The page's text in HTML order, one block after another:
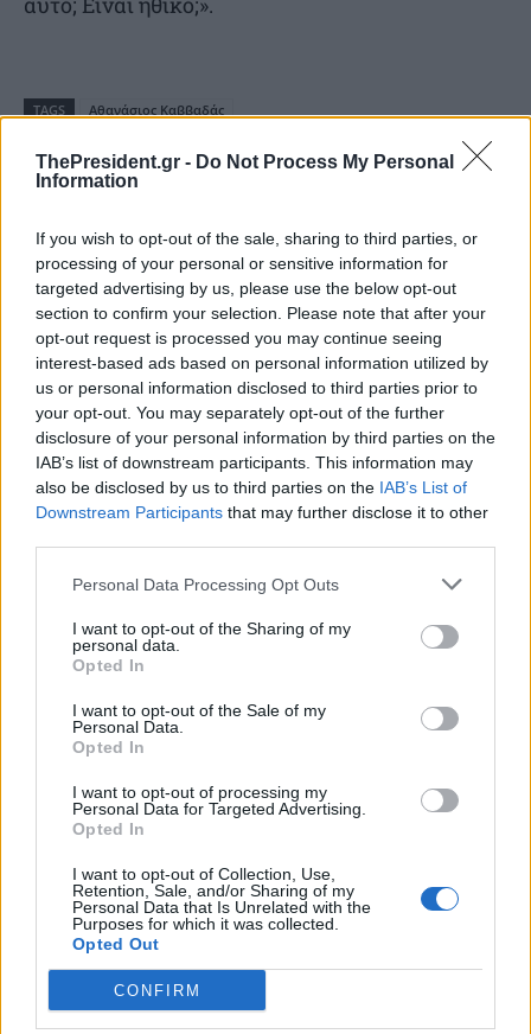
ThePresident.gr - Do Not Process My Personal
Information
If you wish to opt-out of the sale, sharing to third parties, or
processing of your personal or sensitive information for
targeted advertising by us, please use the below opt-out
section to confirm your selection. Please note that after your
opt-out request is processed you may continue seeing
interest-based ads based on personal information utilized by
us or personal information disclosed to third parties prior to
your opt-out. You may separately opt-out of the further
disclosure of your personal information by third parties on the
IAB’s list of downstream participants. This information may
also be disclosed by us to third parties on the IAB’s List of
Downstream Participants that may further disclose it to other
Personal Data Processing Opt Outs
I want to opt-out of the Sharing of my
personal data.
Opted In
I want to opt-out of the Sale of my
Personal Data.
Opted In
I want to opt-out of processing my
Personal Data for Targeted Advertising.
Opted In
I want to opt-out of Collection, Use,
Retention, Sale, and/or Sharing of my
Personal Data that Is Unrelated with the
Purposes for which it was collected.
Opted Out
CONFIRM
TAGS
Αθανάσιος Καββαδάς
Διαβάστε επίσης
Α.Καββαδάς: Επιπλέον 4,9
εκατ. ευρώ ενίσχυση σε
καλλιεργητές μηδικής
A.Καββαδάς: Νέα αποζημίωση
672.000 ευρώ για τα
θανατωθέντα ζώα από
ΥΠΑΑΤ: Αποζημιώσεις 3,6
για την ευλογιά των
αιγοπροβάτων
Αναρτήθηκε ο “οδηγός” για τη